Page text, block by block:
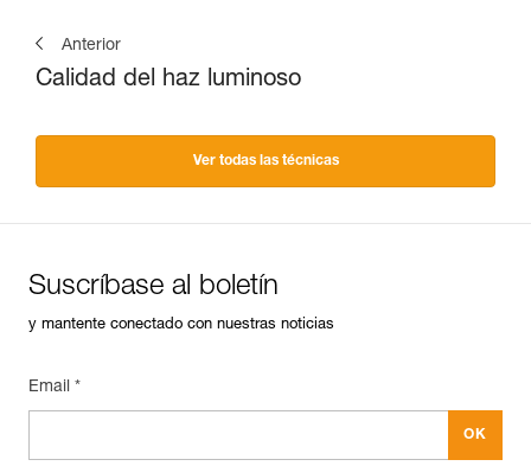
Anterior
Calidad del haz luminoso
Ver todas las técnicas
Suscríbase al boletín
y mantente conectado con nuestras noticias
Email *